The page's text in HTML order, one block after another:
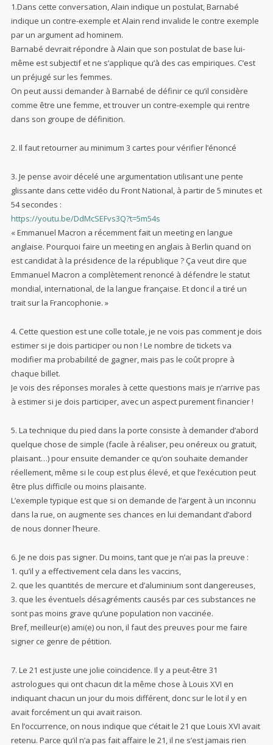
1.Dans cette conversation, Alain indique un postulat, Barnabé
indique un contre-exemple et Alain rend invalide le contre exemple
par un argument ad hominem.
Barnabé devrait répondre à Alain que son postulat de base lui-
même est subjectif et ne s’applique qu’à des cas empiriques. C’est
un préjugé sur les femmes.
On peut aussi demander à Barnabé de définir ce qu’il considère
comme être une femme, et trouver un contre-exemple qui rentre
dans son groupe de définition.
2. Il faut retourner au minimum 3 cartes pour vérifier l’énoncé
3. Je pense avoir décelé une argumentation utilisant une pente
glissante dans cette vidéo du Front National, à partir de 5 minutes et
54 secondes :
https://youtu.be/DdMcSEFvs3Q?t=5m54s
« Emmanuel Macron a récemment fait un meeting en langue
anglaise. Pourquoi faire un meeting en anglais à Berlin quand on
est candidat à la présidence de la république ? Ça veut dire que
Emmanuel Macron a complètement renoncé à défendre le statut
mondial, international, de la langue française. Et donc il a tiré un
trait sur la Francophonie. »
4. Cette question est une colle totale, je ne vois pas comment je dois
estimer si je dois participer ou non ! Le nombre de tickets va
modifier ma probabilité de gagner, mais pas le coût propre à
chaque billet.
Je vois des réponses morales à cette questions mais je n’arrive pas
à estimer si je dois participer, avec un aspect purement financier !
5. La technique du pied dans la porte consiste à demander d’abord
quelque chose de simple (facile à réaliser, peu onéreux ou gratuit,
plaisant…) pour ensuite demander ce qu’on souhaite demander
réellement, même si le coup est plus élevé, et que l’exécution peut
être plus difficile ou moins plaisante.
L’exemple typique est que si on demande de l’argent à un inconnu
dans la rue, on augmente ses chances en lui demandant d’abord
de nous donner l’heure.
6. Je ne dois pas signer. Du moins, tant que je n’ai pas la preuve :
1. qu’il y a effectivement cela dans les vaccins,
2. que les quantités de mercure et d’aluminium sont dangereuses,
3. que les éventuels désagréments causés par ces substances ne
sont pas moins grave qu’une population non vaccinée.
Bref, meilleur(e) ami(e) ou non, il faut des preuves pour me faire
signer ce genre de pétition.
7. Le 21 est juste une jolie coïncidence. Il y a peut-être 31
astrologues qui ont chacun dit la même chose à Louis XVI en
indiquant chacun un jour du mois différent, donc sur le lot il y en
avait forcément un qui avait raison.
En l’occurrence, on nous indique que c’était le 21 que Louis XVI avait
retenu. Parce qu’il n’a pas fait affaire le 21, il ne s’est jamais rien